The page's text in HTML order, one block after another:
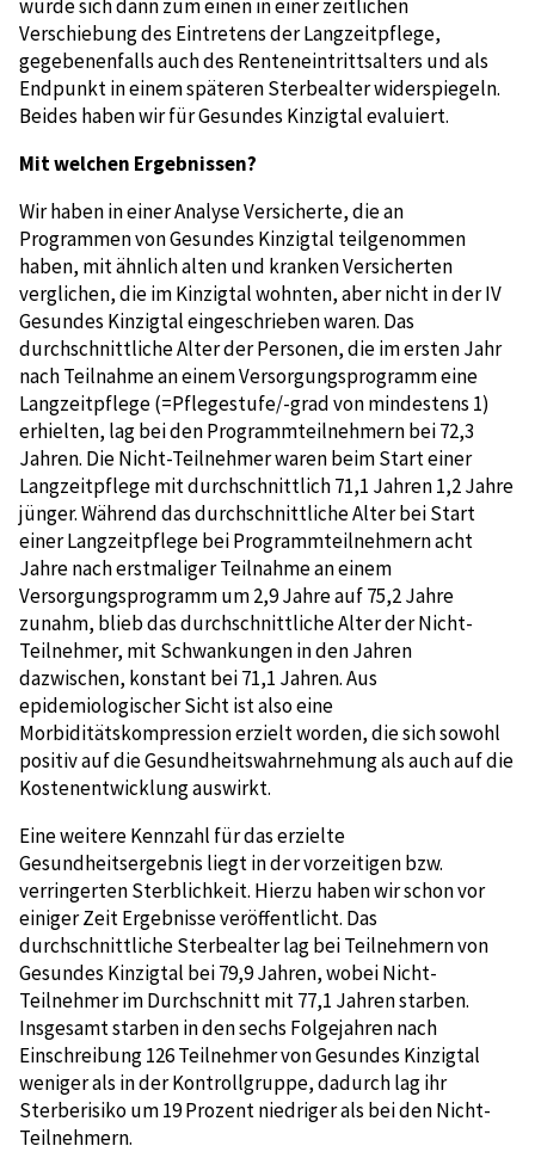
würde sich dann zum einen in einer zeitlichen
Verschiebung des Eintretens der Langzeitpflege,
gegebenenfalls auch des Renteneintrittsalters und als
Endpunkt in einem späteren Sterbealter widerspiegeln.
Beides haben wir für Gesundes Kinzigtal evaluiert.
Mit welchen Ergebnissen?
Wir haben in einer Analyse Versicherte, die an
Programmen von Gesundes Kinzigtal teilgenommen
haben, mit ähnlich alten und kranken Versicherten
verglichen, die im Kinzigtal wohnten, aber nicht in der IV
Gesundes Kinzigtal eingeschrieben waren. Das
durchschnittliche Alter der Personen, die im ersten Jahr
nach Teilnahme an einem Versorgungsprogramm eine
Langzeitpflege (=Pflegestufe/-grad von mindestens 1)
erhielten, lag bei den Programmteilnehmern bei 72,3
Jahren. Die Nicht-Teilnehmer waren beim Start einer
Langzeitpflege mit durchschnittlich 71,1 Jahren 1,2 Jahre
jünger. Während das durchschnittliche Alter bei Start
einer Langzeitpflege bei Programmteilnehmern acht
Jahre nach erstmaliger Teilnahme an einem
Versorgungsprogramm um 2,9 Jahre auf 75,2 Jahre
zunahm, blieb das durchschnittliche Alter der Nicht-
Teilnehmer, mit Schwankungen in den Jahren
dazwischen, konstant bei 71,1 Jahren. Aus
epidemiologischer Sicht ist also eine
Morbiditätskompression erzielt worden, die sich sowohl
positiv auf die Gesundheitswahrnehmung als auch auf die
Kostenentwicklung auswirkt.
Eine weitere Kennzahl für das erzielte
Gesundheitsergebnis liegt in der vorzeitigen bzw.
verringerten Sterblichkeit. Hierzu haben wir schon vor
einiger Zeit Ergebnisse veröffentlicht. Das
durchschnittliche Sterbealter lag bei Teilnehmern von
Gesundes Kinzigtal bei 79,9 Jahren, wobei Nicht-
Teilnehmer im Durchschnitt mit 77,1 Jahren starben.
Insgesamt starben in den sechs Folgejahren nach
Einschreibung 126 Teilnehmer von Gesundes Kinzigtal
weniger als in der Kontrollgruppe, dadurch lag ihr
Sterberisiko um 19 Prozent niedriger als bei den Nicht-
Teilnehmern.